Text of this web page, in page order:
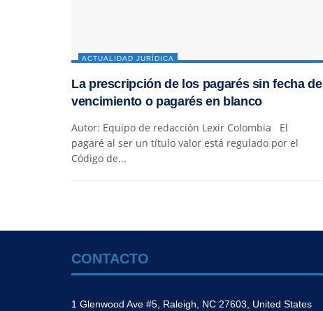
ACTUALIDAD JURÍDICA
La prescripción de los pagarés sin fecha de
vencimiento o pagarés en blanco
Autor: Equipo de redacción Lexir Colombia El
pagaré al ser un título valor está regulado por el
Código de...
CONTACTO
1 Glenwood Ave #5, Raleigh, NC 27603, United States